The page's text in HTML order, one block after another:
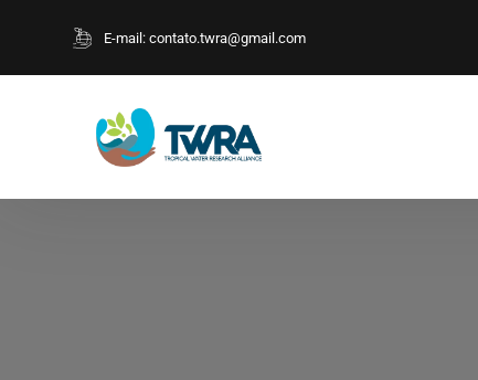
E-mail: contato.twra@gmail.com